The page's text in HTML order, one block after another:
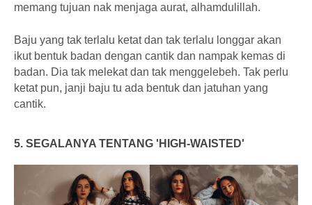
memang tujuan nak menjaga aurat, alhamdulillah.
Baju yang tak terlalu ketat dan tak terlalu longgar akan
ikut bentuk badan dengan cantik dan nampak kemas di
badan. Dia tak melekat dan tak menggelebeh. Tak perlu
ketat pun, janji baju tu ada bentuk dan jatuhan yang
cantik.
5. SEGALANYA TENTANG 'HIGH-WAISTED'